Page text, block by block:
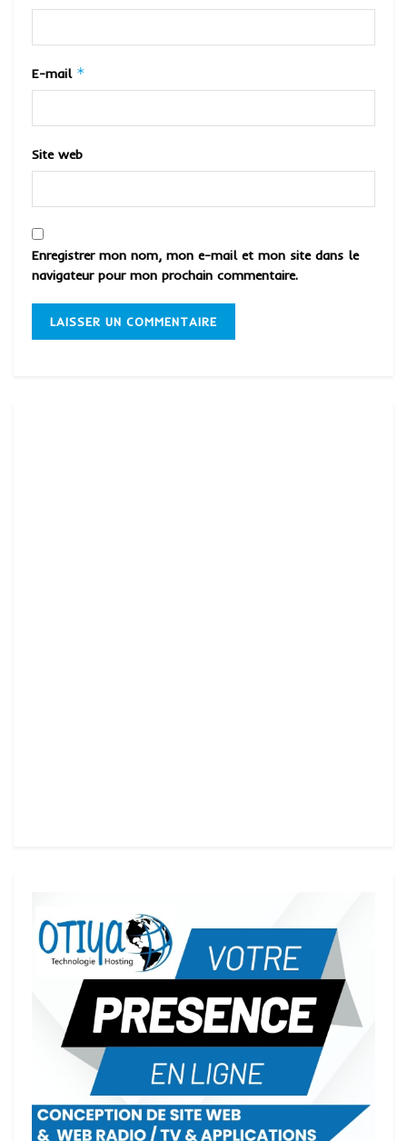
E-mail *
Site web
Enregistrer mon nom, mon e-mail et mon site dans le
navigateur pour mon prochain commentaire.